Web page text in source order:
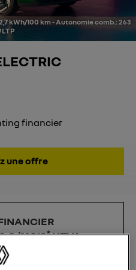
kWh/100 km - Autonomie comb.: 263
financier
une offre
€ /MOIS*HTVA